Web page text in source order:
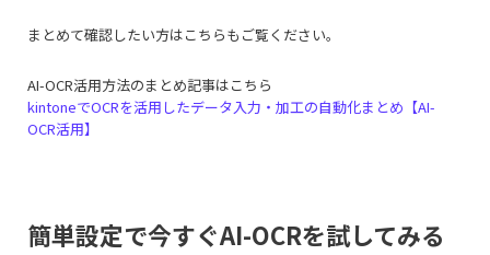
まとめて確認したい方はこちらもご覧ください。
AI-OCR活用方法のまとめ記事はこちら
kintoneでOCRを活用したデータ入力・加工の自動化まとめ【AI-
OCR活用】
簡単設定で今すぐAI-OCRを試してみる